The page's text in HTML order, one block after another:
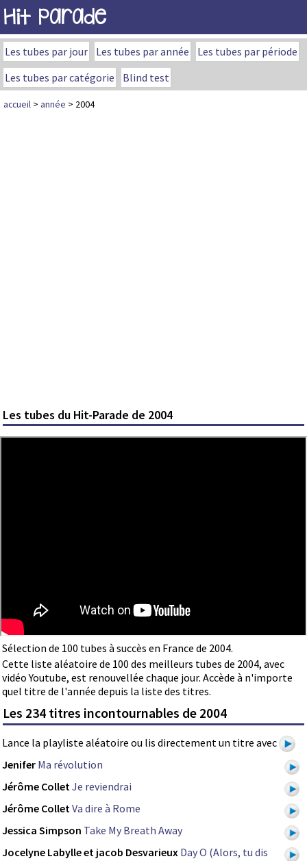
Hit Parade
Les tubes par jour Les tubes par année
Les tubes par période
Les tubes par catégorie
Blind test
accueil > année > 2004
Les tubes du Hit-Parade de 2004
Sélection de 100 tubes à succès en France de 2004.
Cette liste aléatoire de 100 des meilleurs tubes de 2004, avec
vidéo Youtube, est renouvellée chaque jour. Accède à n'importe
quel titre de l'année depuis la liste des titres.
Les 234 titres incontournables de 2004
Lance la playliste aléatoire ou lis directement un titre avec
Jenifer Ma révolution
Jérôme ColletJe reviendrai
Jérôme ColletVa dire à Rome
Jessica Simpson Take My Breath Away
Jocelyne Labylle et jacob Desvarieux Day O (Alors, tu dis